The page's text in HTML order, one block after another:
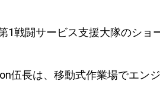
戦闘サービス支援大隊のショ
伍長は、移動式作業場でエン